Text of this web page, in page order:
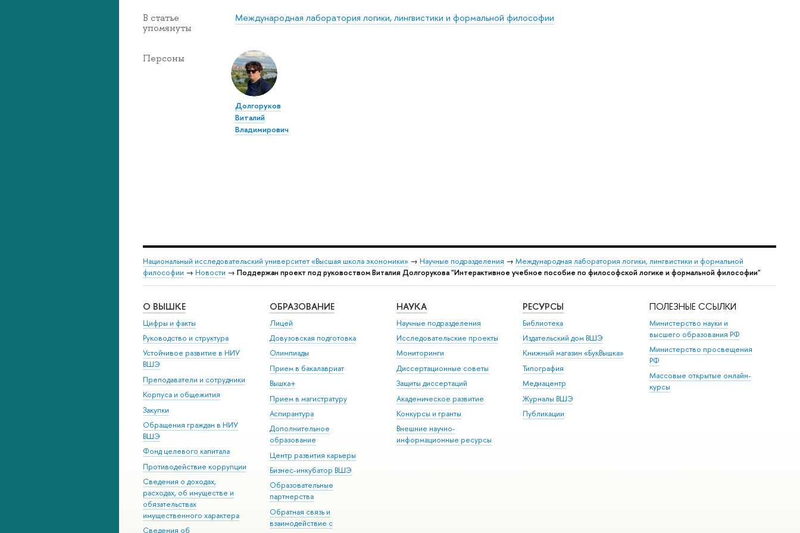
В статье
упомянуты
Международная лаборатория логики, лингвистики и формальной философии
Персоны
Долгоруков
Виталий
Владимирович
Национальный исследовательский университет «Высшая школа экономики» → Научные подразделения → Международная лаборатория логики, лингвистики и формальной
философии → Новости → Поддержан проект под руковоством Виталия Долгорукова "Интерактивное учебное пособие по философской логике и формальной философии"
О ВЫШКЕ
Цифры и факты
Руководство и структура
Устойчивое развитие в НИУ
ВШЭ
Преподаватели и сотрудники
Корпуса и общежития
Закупки
Обращения граждан в НИУ
ВШЭ
Фонд целевого капитала
Противодействие коррупции
Сведения о доходах,
расходах, об имуществе и
обязательствах
имущественного характера
Сведения об
ОБРАЗОВАНИЕ
Лицей
Довузовская подготовка
Олимпиады
Прием в бакалавриат
Вышка+
Прием в магистратуру
Аспирантура
Дополнительное
образование
Центр развития карьеры
Бизнес-инкубатор ВШЭ
Образовательные
партнерства
Обратная связь и
взаимодействие с
НАУКА
Научные подразделения
Исследовательские проекты
Мониторинги
Диссертационные советы
Защиты диссертаций
Академическое развитие
Конкурсы и гранты
Внешние научно-
информационные ресурсы
РЕСУРСЫ
Библиотека
Издательский дом ВШЭ
Книжный магазин «БукВышка»
Типография
Медиацентр
Журналы ВШЭ
Публикации
ПОЛЕЗНЫЕ ССЫЛКИ
Министерство науки и
высшего образования РФ
Министерство просвещения
РФ
Массовые открытые онлайн-
курсы